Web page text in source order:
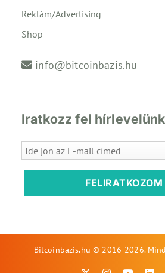
Reklám/Advertising
Shop
info@bitcoinbazis.hu
Iratkozz fel
FELIRATKOZOM
Bitcoinbazis.hu © 2016-2026.